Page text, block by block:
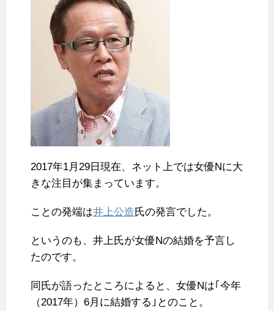
2017年1月29日現在、ネット上では女優Nに大
きな注目が集まっています。
ことの発端は井上公造氏の発言でした。
というのも、井上氏が女優Nの結婚を予言し
たのです。
同氏が語ったところによると、女優Nは｢今年
（2017年）6月に結婚する｣とのこと。